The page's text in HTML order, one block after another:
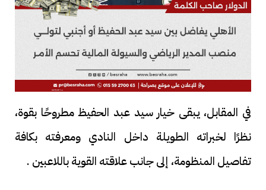
في المقابل، يبقى خيار سيد عبد الحفيظ مطروحًا بقوة،
نظرًا لخبراته الطويلة داخل النادي ومعرفته بكافة
تفاصيل المنظومة، إلى جانب علاقته القوية باللاعبين .